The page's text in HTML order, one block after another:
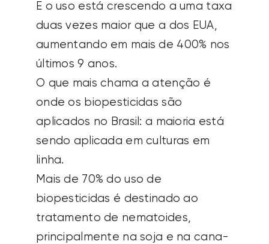
E o uso está crescendo a uma taxa
duas vezes maior que a dos EUA,
aumentando em mais de 400% nos
últimos 9 anos.
O que mais chama a atenção é
onde os biopesticidas são
aplicados no Brasil: a maioria está
sendo aplicada em culturas em
linha.
Mais de 70% do uso de
biopesticidas é destinado ao
tratamento de nematoides,
principalmente na soja e na cana-